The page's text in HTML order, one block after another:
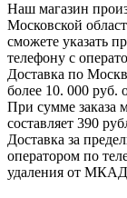
Наш магазин
Московской
сможете указать
телефону с
Доставка по
более 10. 000 руб.
При сумме заказа
составляет 390
Доставка за
оператором по
удаления от